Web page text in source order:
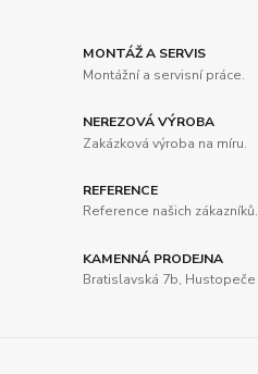
MONTÁŽ A SERVIS
Montážní a servisní práce.
NEREZOVÁ VÝROBA
Zakázková výroba na míru.
REFERENCE
Reference našich zákazníků.
KAMENNÁ PRODEJNA
Bratislavská 7b, Hustopeče